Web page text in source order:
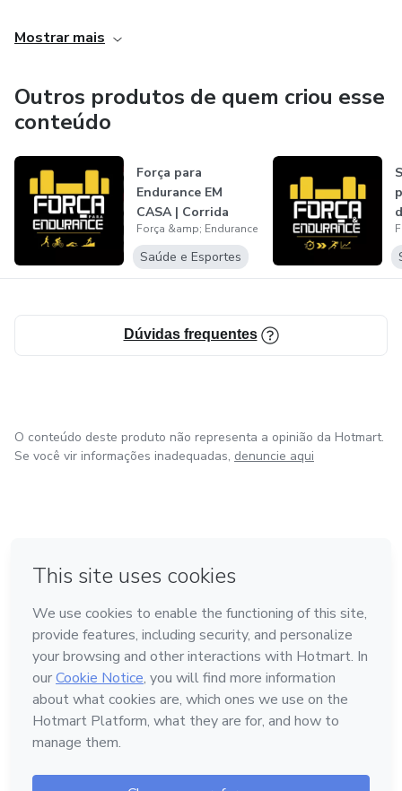
Ramos
Mostrar mais
Outros produtos de quem criou esse
conteúdo
Força para
Endurance EM
CASA | Corrida
Força &amp; Endurance
Saúde e Esportes
Dúvidas frequentes
O conteúdo deste produto não representa a opinião da Hotmart.
Se você vir informações inadequadas, denuncie aqui
Feito com ❤
em Belo Horizonte
na Cidade do México
Conheça a Hotmart
Idioma